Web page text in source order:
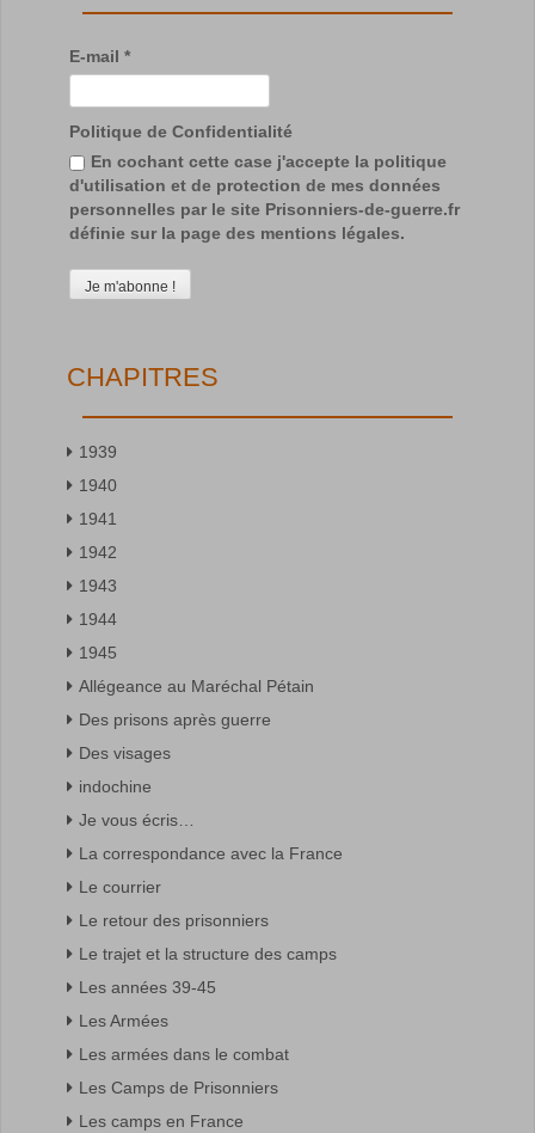
E-mail *
Politique de Confidentialité
En cochant cette case j'accepte la politique
d'utilisation et de protection de mes données
personnelles par le site Prisonniers-de-guerre.fr
définie sur la page des mentions légales.
CHAPITRES
1939
1940
1941
1942
1943
1944
1945
Allégeance au Maréchal Pétain
Des prisons après guerre
Des visages
indochine
Je vous écris…
La correspondance avec la France
Le courrier
Le retour des prisonniers
Le trajet et la structure des camps
Les années 39-45
Les Armées
Les armées dans le combat
Les Camps de Prisonniers
Les camps en France